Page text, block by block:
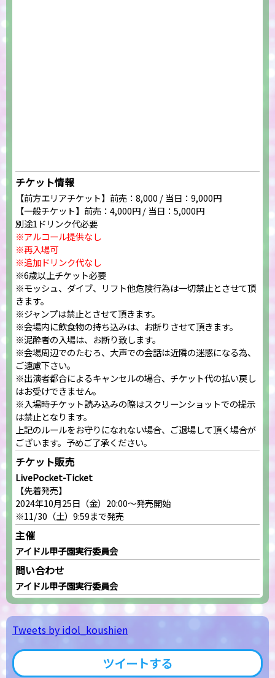
チケット情報
【前方エリアチケット】前売：8,000 / 当日：9,000円
【一般チケット】前売：4,000円 / 当日：5,000円
別途1ドリンク代必要
※アルコール提供なし
※再入場可
※追加ドリンク代なし
※6歳以上チケット必要
※モッシュ、ダイブ、リフト他危険行為は一切禁止とさせて頂
きます。
※ジャンプは禁止とさせて頂きます。
※会場内に飲食物の持ち込みは、お断りさせて頂きます。
※泥酔者の入場は、お断り致します。
※会場周辺でのたむろ、大声での会話は近隣の迷惑になる為、
ご遠慮下さい。
※出演者都合によるキャンセルの場合、チケット代の払い戻し
はお受けできません。
※入場時チケット読み込みの際はスクリーンショットでの提示
は禁止となります。
上記のルールをお守りになれない場合、ご退場して頂く場合が
ございます。予めご了承ください。
チケット販売
LivePocket-Ticket
【先着発売】
2024年10月25日（金）20:00～発売開始
※11/30（土）9:59まで発売
主催
アイドル甲子園実行委員会
問い合わせ
アイドル甲子園実行委員会
Tweets by idol_koushien
ツイートする